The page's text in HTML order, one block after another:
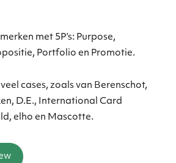
met 5P’s: Purpose,
Portfolio en Promotie.
cases, zoals van Berenschot,
D.E., International Card
elho en Mascotte.